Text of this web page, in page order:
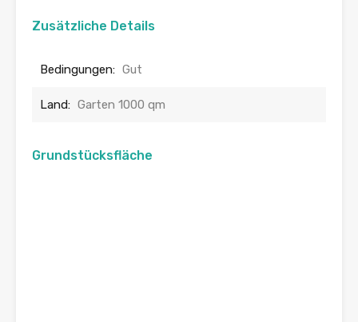
Zusätzliche Details
Bedingungen: Gut
Land: Garten 1000 qm
Grundstücksfläche